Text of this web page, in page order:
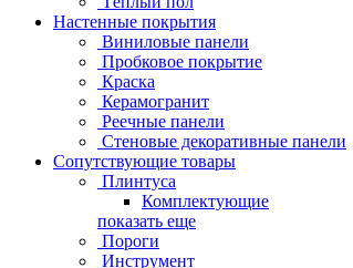
Настенные покрытия
Виниловые панели
Пробковое покрытие
Краска
Керамогранит
Реечные панели
Стеновые декоративные панели
Сопутствующие товары
Плинтуса
Комплектующие
показать еще
Пороги
Инструмент